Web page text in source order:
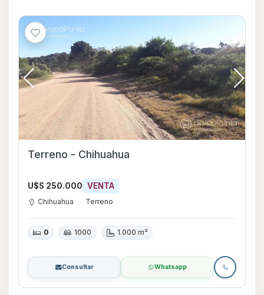
Terreno - Chihuahua
U$S 250.000 VENTA
Chihuahua Terreno
0 1000 1.000 m²
Consultar Whatsapp